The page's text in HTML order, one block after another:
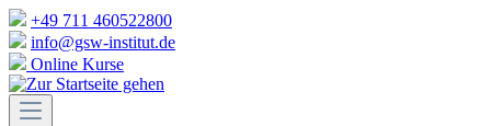
+49 711 460522800
info@gsw-institut.de
Online Kurse